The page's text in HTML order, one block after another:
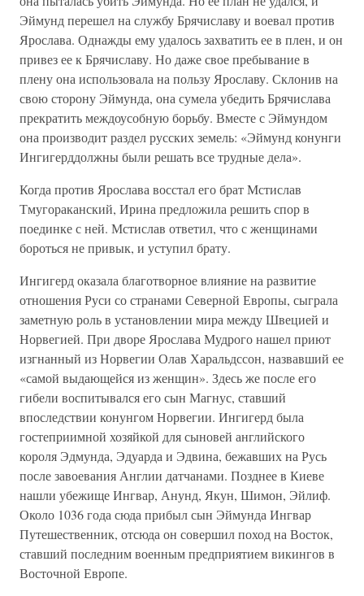
Эймунд перешел на службу Брячиславу и воевал против
Ярослава. Однажды ему удалось захватить ее в плен, и он
привез ее к Брячиславу. Но даже свое пребывание в
плену она использовала на пользу Ярославу. Склонив на
свою сторону Эймунда, она сумела убедить Брячислава
прекратить междоусобную борьбу. Вместе с Эймундом
она производит раздел русских земель: «Эймунд конунги
Ингигерддолжны были решать все трудные дела».
Когда против Ярослава восстал его брат Мстислав
Тмугораканский, Ирина предложила решить спор в
поединке с ней. Мстислав ответил, что с женщинами
бороться не привык, и уступил брату.
Ингигерд оказала благотворное влияние на развитие
отношения Руси со странами Северной Европы, сыграла
заметную роль в установлении мира между Швецией и
Норвегией. При дворе Ярослава Мудрого нашел приют
изгнанный из Норвегии Олав Харальдссон, назвавший ее
«самой выдающейся из женщин». Здесь же после его
гибели воспитывался его сын Магнус, ставший
впоследствии конунгом Норвегии. Ингигерд была
гостеприимной хозяйкой для сыновей английского
короля Эдмунда, Эдуарда и Эдвина, бежавших на Русь
после завоевания Англии датчанами. Позднее в Киеве
нашли убежище Ингвар, Анунд, Якун, Шимон, Эйлиф.
Около 1036 года сюда прибыл сын Эймунда Ингвар
Путешественник, отсюда он совершил поход на Восток,
ставший последним военным предприятием викингов в
Восточной Европе.